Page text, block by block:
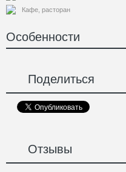
Кафе, расторан
Особенности
Поделиться
Отзывы